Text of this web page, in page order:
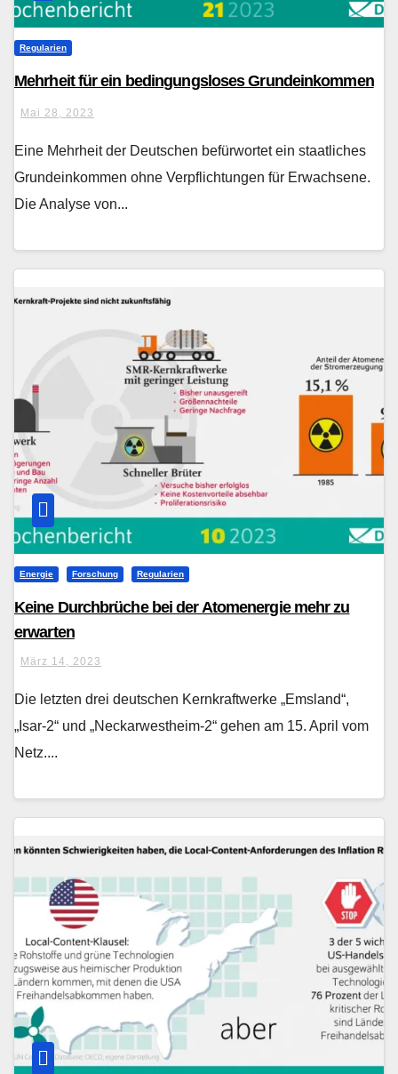
Regularien
Mehrheit für ein bedingungsloses Grundeinkommen
Mai 28, 2023
Eine Mehrheit der Deutschen befürwortet ein staatliches
Grundeinkommen ohne Verpflichtungen für Erwachsene.
Die Analyse von...
Energie Forschung Regularien
Keine Durchbrüche bei der Atomenergie mehr zu
erwarten
März 14, 2023
Die letzten drei deutschen Kernkraftwerke „Emsland“,
„Isar-2“ und „Neckarwestheim-2“ gehen am 15. April vom
Netz....